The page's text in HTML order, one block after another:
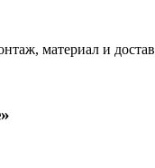
материал и